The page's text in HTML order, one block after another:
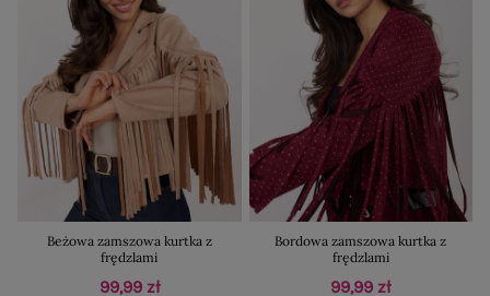
Beżowa zamszowa kurtka z
frędzlami
99,99 zł
Bordowa zamszowa kurtka z
frędzlami
99,99 zł